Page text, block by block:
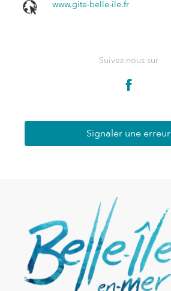
www.gite-belle-ile.fr
Suivez-nous sur
Signaler une erreur